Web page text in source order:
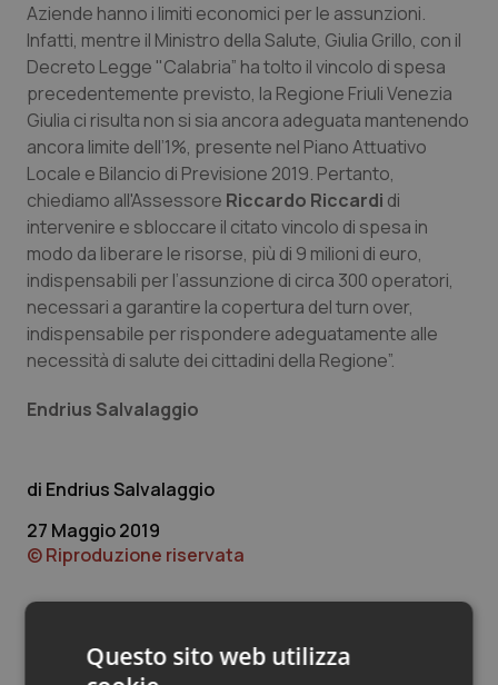
Sicilia
Toscana
Umbria
Valle D’Aosta
Veneto
Neuroscienze & patologie neurodegenerative
Obesità
Oftalmologia
Oncodermatologia
Oncoematologia
Oncologia & Nutrizione
Psoriasi & pelle
Quotidiano Cardiologia
Quotidiano Chirurgia
Quotidiano Oncologia
Quotidiano Pediatria
Rene & patologie urogenitali
Aziende hanno i limiti economici per le assunzioni.
Infatti, mentre il Ministro della Salute, Giulia Grillo, con il
Decreto Legge "Calabria” ha tolto il vincolo di spesa
precedentemente previsto, la Regione Friuli Venezia
Giulia ci risulta non si sia ancora adeguata mantenendo
ancora limite dell’1%, presente nel Piano Attuativo
Locale e Bilancio di Previsione 2019. Pertanto,
chiediamo all'Assessore Riccardo Riccardi di
intervenire e sbloccare il citato vincolo di spesa in
modo da liberare le risorse, più di 9 milioni di euro,
indispensabili per l’assunzione di circa 300 operatori,
necessari a garantire la copertura del turn over,
indispensabile per rispondere adeguatamente alle
necessità di salute dei cittadini della Regione”.
Endrius Salvalaggio
Endrius Salvalaggio
27 Maggio 2019
© Riproduzione riservata
Questo sito web utilizza